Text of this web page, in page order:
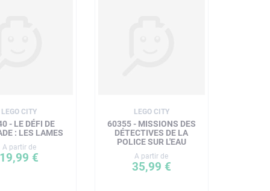
LEGO CITY
- LE DÉFI DE
: LES LAMES
A partir de
19,99 €
LEGO CITY
60355 - MISSIONS DES
DÉTECTIVES DE LA
POLICE SUR L'EAU
A partir de
35,99 €